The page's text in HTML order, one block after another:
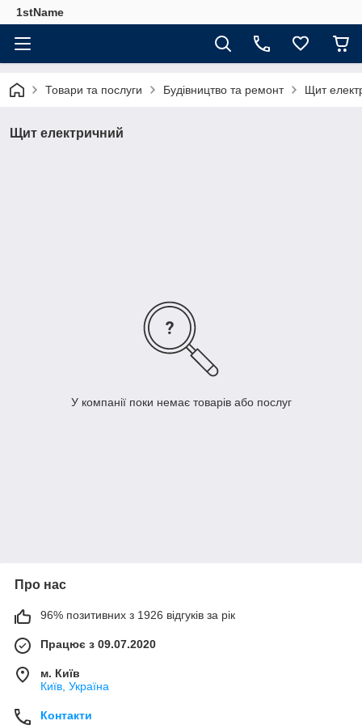
1stName
Товари та послуги Будівництво та ремонт Щит
Щит електричний
У компанії поки немає товарів або послуг
Про нас
96% позитивних з 1926 відгуків за рік
Працює з 09.07.2020
м. Київ
Київ, Україна
Контакти